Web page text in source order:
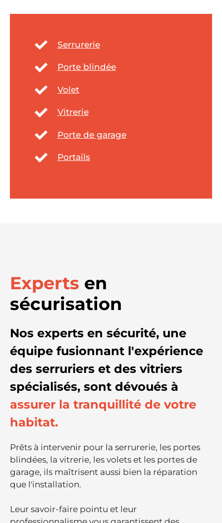
Serrurerie
Porte blindée
Volet
Vitrerie
Porte de garage
Portails
Experts en
sécurisation
Nos experts en sécurité, une
équipe fusionnant l'expérience
des serruriers et des vitriers
spécialisés, sont dévoués à
assurer la tranquillité de votre
habitat.
Prêts à intervenir pour la serrurerie, les portes
blindées, la vitrerie, les volets et les portes de
garage, ils maîtrisent aussi bien la réparation
que l'installation.
Leur savoir-faire pointu et leur